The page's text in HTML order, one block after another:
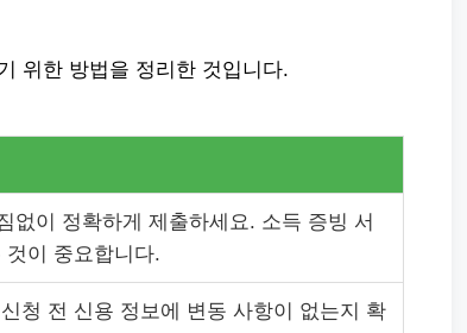
위한 방법을 정리한 것입니다.
없이 정확하게 제출하세요. 소득 증빙 서
이 중요합니다.
청 전 신용 정보에 변동 사항이 없는지 확